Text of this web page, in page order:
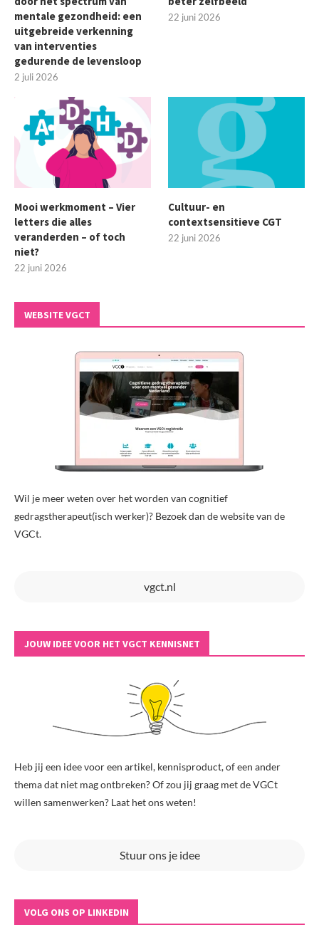
mentale gezondheid: een
uitgebreide verkenning
van interventies
gedurende de levensloop
2 juli 2026
22 juni 2026
Mooi werkmoment – Vier
letters die alles
veranderden – of toch
niet?
22 juni 2026
Cultuur- en
contextsensitieve CGT
22 juni 2026
WEBSITE VGCT
Wil je meer weten over het worden van cognitief
gedragstherapeut(isch werker)? Bezoek dan de website van de
VGCt.
vgct.nl
JOUW IDEE VOOR HET VGCT KENNISNET
Heb jij een idee voor een artikel, kennisproduct, of een ander
thema dat niet mag ontbreken? Of zou jij graag met de VGCt
willen samenwerken? Laat het ons weten!
Stuur ons je idee
VOLG ONS OP LINKEDIN